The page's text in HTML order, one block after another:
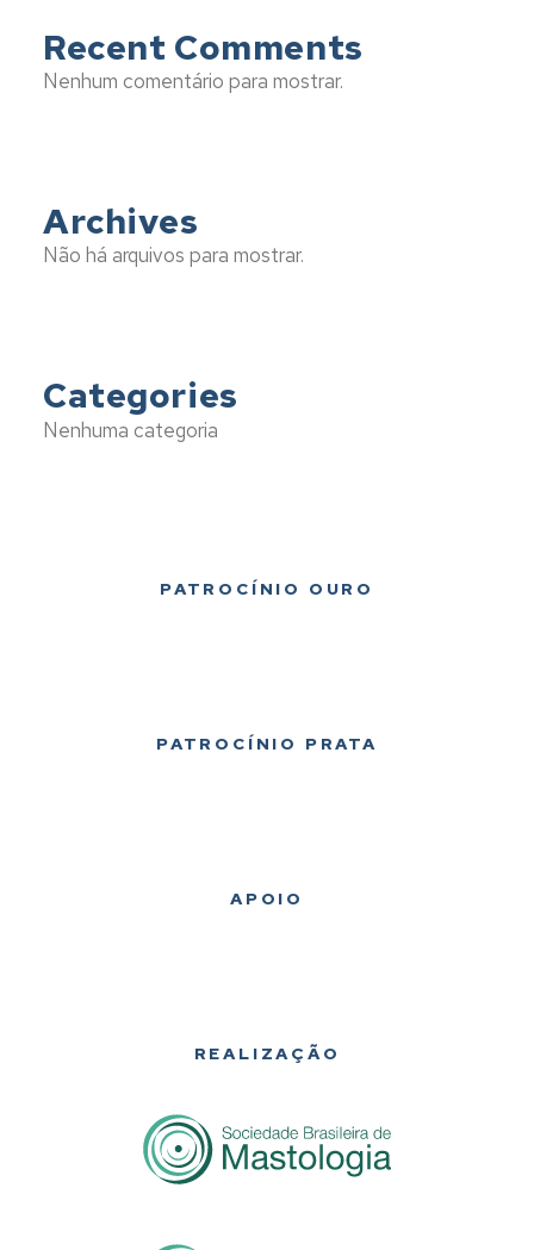
Recent Comments
Nenhum comentário para mostrar.
Archives
Não há arquivos para mostrar.
Categories
Nenhuma categoria
PATROCÍNIO OURO
PATROCÍNIO PRATA
APOIO
REALIZAÇÃO